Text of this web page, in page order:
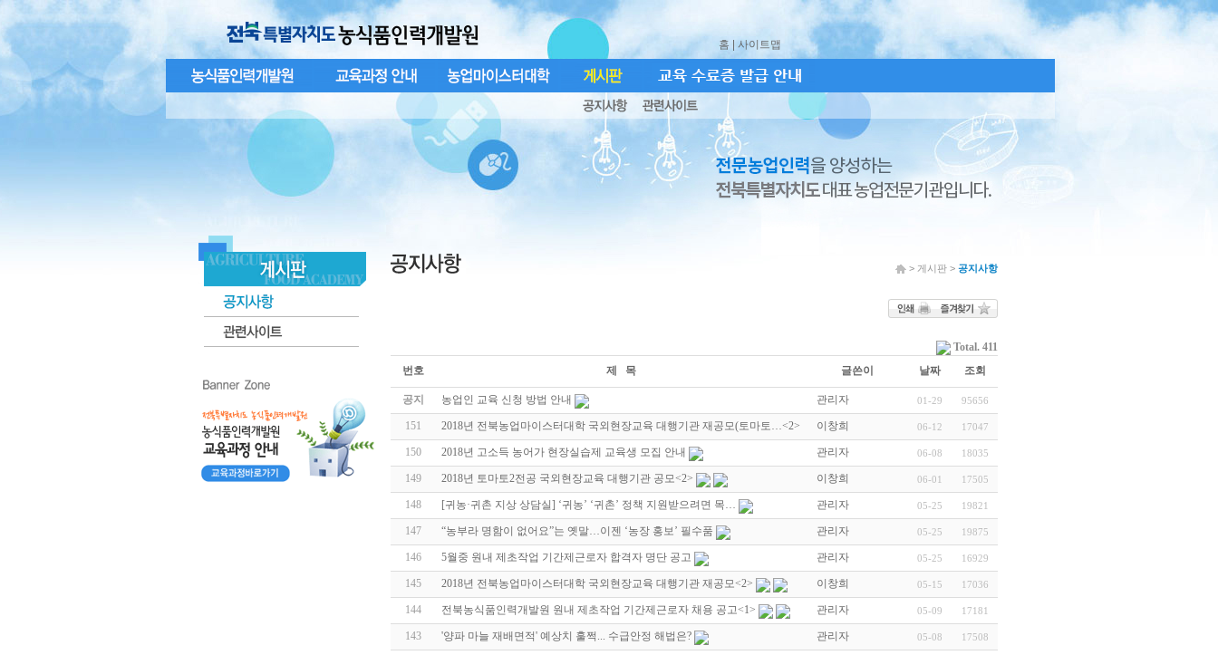
홈 | 사이트맵
> 게시판 > 공지사항
Total. 411
번호
제 목 글쓴이 날짜 조회
공지 농업인 교육 신청 방법 안내 관리자 01-29 95656
151 2018년 전북농업마이스터대학 국외현장교육 대행기관 재공모(토마토…<2> 이창희 06-12 17047
150 2018년 고소득 농어가 현장실습제 교육생 모집 안내 관리자 06-08 18035
149 2018년 토마토2전공 국외현장교육 대행기관 공모<2> 이창희 06-01 17505
148 [귀농·귀촌 지상 상담실] ‘귀농’ ‘귀촌’ 정책 지원받으려면 목… 관리자 05-25 19821
147 “농부라 명함이 없어요”는 옛말…이젠 ‘농장 홍보’ 필수품 관리자 05-25 19875
146 5월중 원내 제초작업 기간제근로자 합격자 명단 공고 관리자 05-25 16929
145 2018년 전북농업마이스터대학 국외현장교육 대행기관 재공모<2> 이창희 05-15 17036
144 전북농식품인력개발원 원내 제초작업 기간제근로자 채용 공고<1> 관리자 05-09 17181
143 '양파 마늘 재배면적' 예상치 훌쩍... 수급안정 해법은? 관리자 05-08 17508